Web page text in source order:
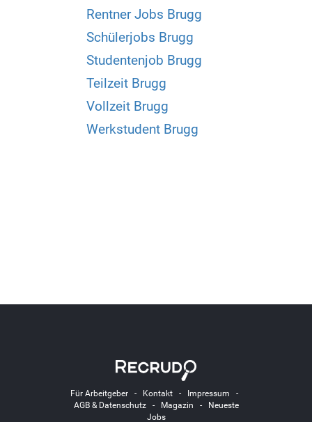
Rentner Jobs Brugg
Schülerjobs Brugg
Studentenjob Brugg
Teilzeit Brugg
Vollzeit Brugg
Werkstudent Brugg
Für Arbeitgeber- Kontakt- Impressum -
AGB & Datenschutz- Magazin -
Neueste
Jobs